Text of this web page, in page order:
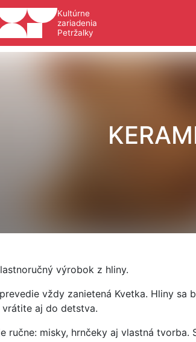
Kultúrne
zariadenia
Petržalky
výrobok z hliny.
vždy zanietená Kvetka. Hliny sa
aj do detstva.
ručne: misky, hrnčeky aj vlastná